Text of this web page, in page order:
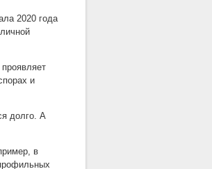
2020 года
и
долго. А
в